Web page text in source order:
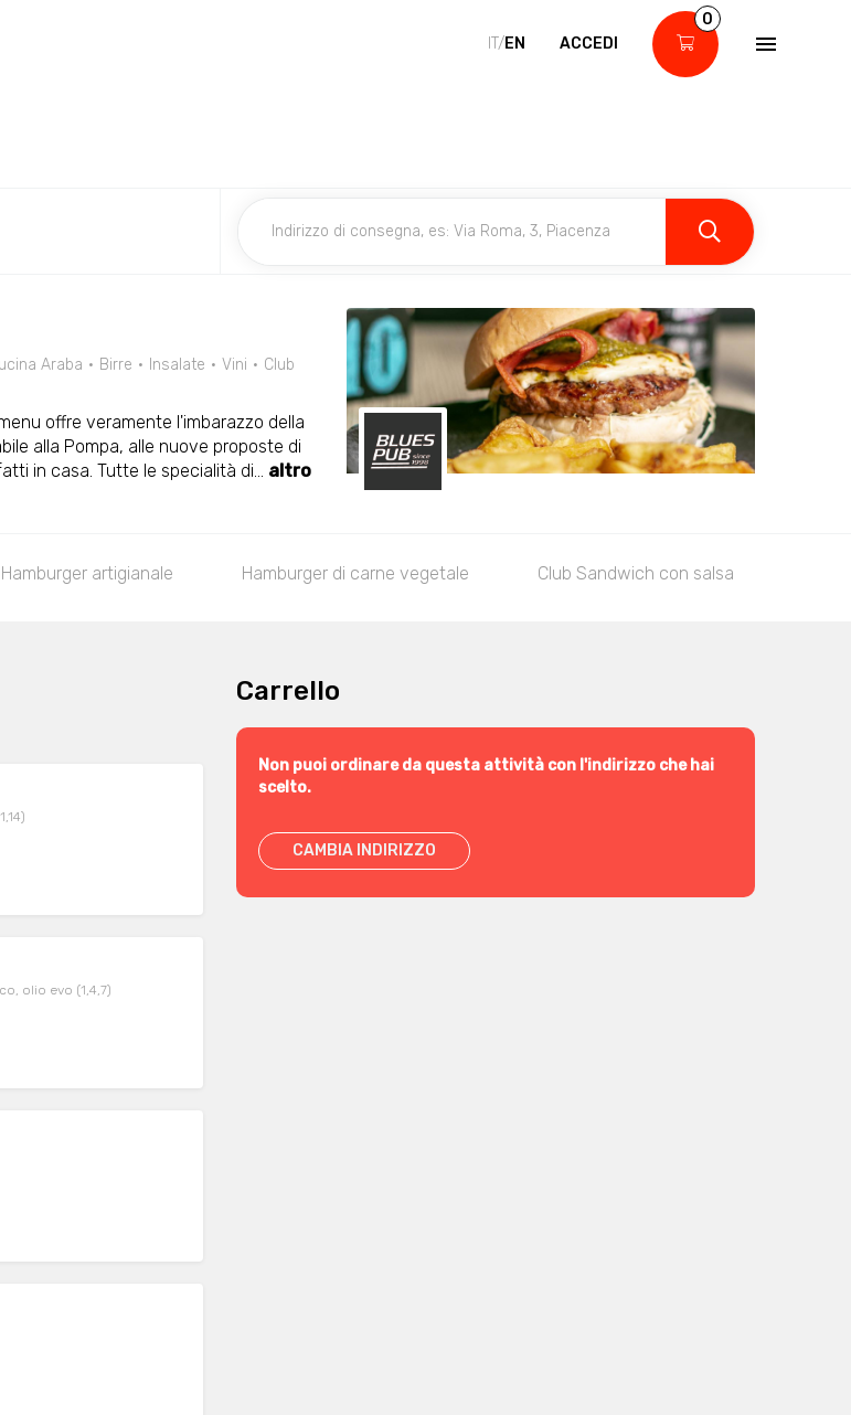
IT/EN ACCEDI
0
Araba Birre Insalate Vini
Club
offre veramente l'imbarazzo della
alla Pompa, alle nuove proposte di
in casa. Tutte le specialità di... altro
Hamburger artigianale Hamburger di carne vegetale Club Sandwich con salsa
olio evo (1,4,7)
Carrello
Non puoi ordinare da questa attività con l'indirizzo che hai
scelto.
CAMBIA INDIRIZZO